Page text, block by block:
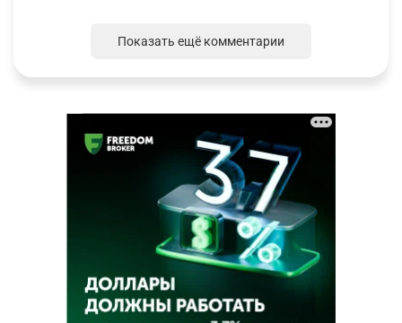
Показать ещё комментарии